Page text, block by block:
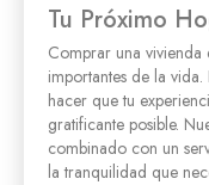
Tu Próximo
Comprar una vivienda
importantes de la
hacer que tu
gratificante posible.
combinado con un
la tranquilidad que